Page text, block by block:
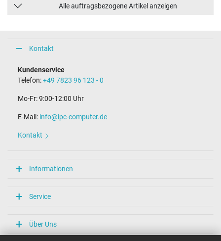
Alle auftragsbezogene Artikel anzeigen
Kontakt
Kundenservice
Telefon:+49 7823 96 123 - 0
Mo-Fr: 9:00-12:00 Uhr
E-Mail: info@ipc-computer.de
Kontakt
Informationen
Service
Über Uns